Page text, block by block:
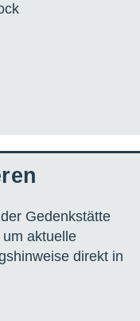
Gedenkstätte
aktuelle
direkt in